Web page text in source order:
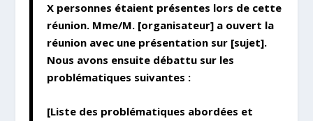
X personnes étaient présentes lors de cette
réunion. Mme/M. [organisateur] a ouvert la
réunion avec une présentation sur [sujet].
Nous avons ensuite débattu sur les
problématiques suivantes :
[Liste des problématiques abordées et